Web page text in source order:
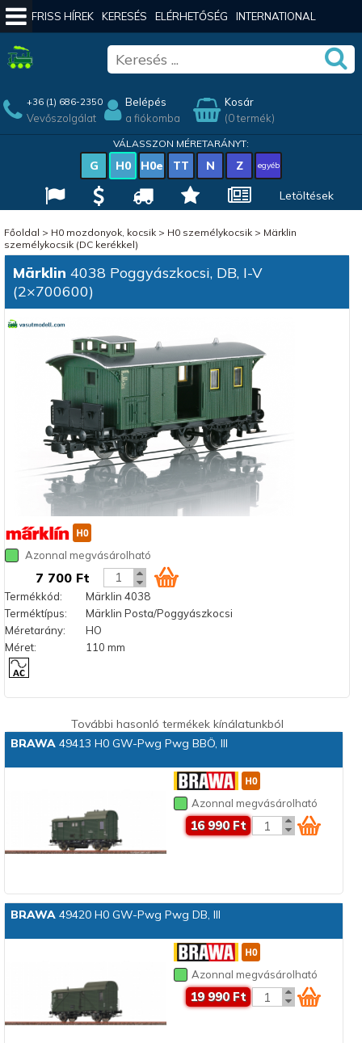
FRISS HÍREK KERESÉS ELÉRHETŐSÉG INTERNATIONAL
+36 (1) 686-2350
Vevőszolgálat
Belépés
a fiókomba
Kosár
(0 termék)
VÁLASSZON MÉRETARÁNYT:
G H0 H0e TT N Z egyéb
Letöltések
Főoldal > H0 mozdonyok, kocsik> H0 személykocsik> Märklin
személykocsik (DC kerékkel)
Märklin 4038 Poggyászkocsi, DB, I-V
(2×700600)
Azonnal megvásárolható
7 700 Ft
Termékkód:
Märklin 4038
Terméktípus:
Märklin Posta/Poggyászkocsi
Méretarány:
HO
Méret:
110 mm
További hasonló termékek kínálatunkból
BRAWA49413 H0 GW-Pwg Pwg BBÖ, III
Azonnal megvásárolható
16 990 Ft
BRAWA49420 H0 GW-Pwg Pwg DB, III
Azonnal megvásárolható
19 990 Ft